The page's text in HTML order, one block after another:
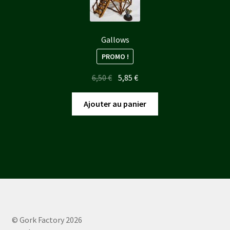
Gallows
PROMO !
6,50€ Le
prix
initial
était :
5,85€Le
prix
actuel
est :
Ajouter au panier
© Gork Factory 2026